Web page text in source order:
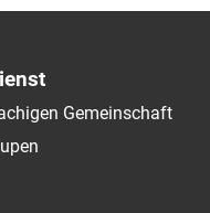
Gemeinschaft